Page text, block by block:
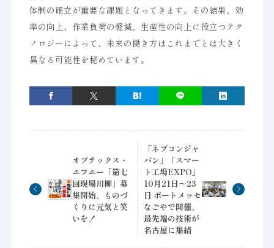
体制の確立が重要な課題となってきます。その結果、効
率の向上、作業負荷の軽減、生産性の向上に役立つテク
ノロジーによって、未来の働き方はこれまでとは大きく
異なる可能性を秘めています。
オプテックス・
エフエー「第七
回現場川柳」募
集開始、ものづ
くりに元気と笑
いを！
「ネプコンジャ
パン」「スマー
ト工場EXPO」
10月21日〜23
日 ポートメッセ
なごやで開催、
最先端の技術が
名古屋に集結